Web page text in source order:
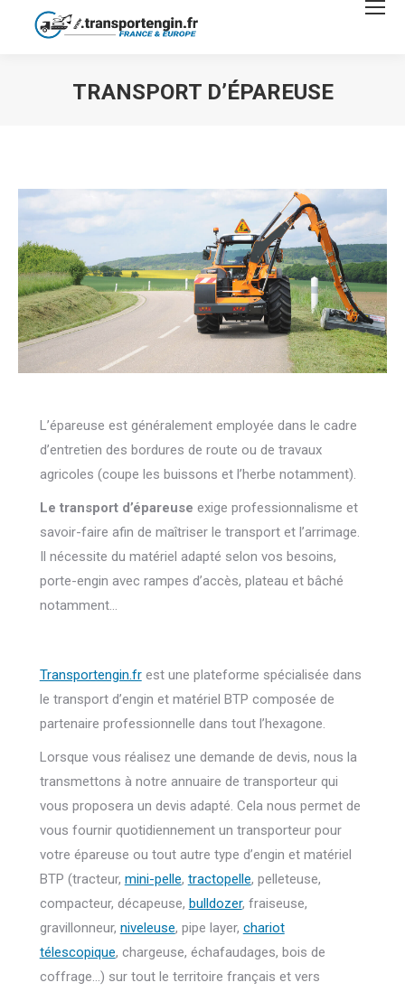
TRANSPORT D’ÉPAREUSE
L’épareuse est généralement employée dans le cadre
d’entretien des bordures de route ou de travaux
agricoles (coupe les buissons et l’herbe notamment).
Le transport d’épareuse exige professionnalisme et
savoir-faire afin de maîtriser le transport et l’arrimage.
Il nécessite du matériel adapté selon vos besoins,
porte-engin avec rampes d’accès, plateau et bâché
notamment…
Transportengin.frest une plateforme spécialisée dans
le transport d’engin et matériel BTP composée de
partenaire professionnelle dans tout l’hexagone.
Lorsque vous réalisez une demande de devis, nous la
transmettons à notre annuaire de transporteur qui
vous proposera un devis adapté. Cela nous permet de
vous fournir quotidiennement un transporteur pour
votre épareuse ou tout autre type d’engin et matériel
BTP (tracteur, mini-pelle, tractopelle, pelleteuse,
compacteur, décapeuse, bulldozer, fraiseuse,
gravillonneur, niveleuse, pipe layer, chariot
télescopique, chargeuse, échafaudages, bois de
coffrage…) sur tout le territoire français et vers